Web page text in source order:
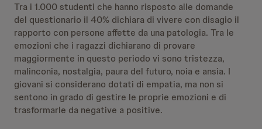
Tra i 1.000 studenti che hanno risposto alle domande
del questionario il 40% dichiara di vivere con disagio il
rapporto con persone affette da una patologia. Tra le
emozioni che i ragazzi dichiarano di provare
maggiormente in questo periodo vi sono tristezza,
malinconia, nostalgia, paura del futuro, noia e ansia. I
giovani si considerano dotati di empatia, ma non si
sentono in grado di gestire le proprie emozioni e di
trasformarle da negative a positive.